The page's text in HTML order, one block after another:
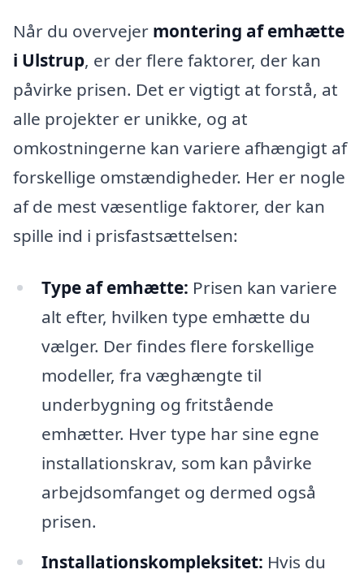
Når du overvejer montering af emhætte
i Ulstrup, er der flere faktorer, der kan
påvirke prisen. Det er vigtigt at forstå, at
alle projekter er unikke, og at
omkostningerne kan variere afhængigt af
forskellige omstændigheder. Her er nogle
af de mest væsentlige faktorer, der kan
spille ind i prisfastsættelsen:
Type af emhætte: Prisen kan variere
alt efter, hvilken type emhætte du
vælger. Der findes flere forskellige
modeller, fra væghængte til
underbygning og fritstående
emhætter. Hver type har sine egne
installationskrav, som kan påvirke
arbejdsomfanget og dermed også
prisen.
Installationskompleksitet: Hvis du